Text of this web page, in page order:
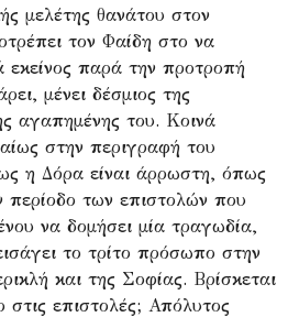
μελέτης θανάτου στον
τον Φαίδη στο να
εκείνος παρά την προτροπή
μένει δέσμιος της
αγαπημένης του. Κοινά
στην περιγραφή του
η Δόρα είναι άρρωστη, όπως
περίοδο των επιστολών που
να δομήσει μία τραγωδία,
το τρίτο πρόσωπο στην
και της Σοφίας. Βρίσκεται
επιστολές; Απόλυτος